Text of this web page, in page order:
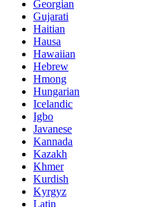
Georgian
Gujarati
Haitian
Hausa
Hawaiian
Hebrew
Hmong
Hungarian
Icelandic
Igbo
Javanese
Kannada
Kazakh
Khmer
Kurdish
Kyrgyz
Latin